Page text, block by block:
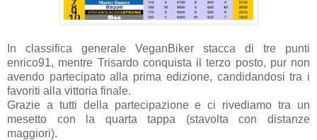
In classifica generale VeganBiker stacca di tre punti
enrico91, mentre Trisardo conquista il terzo posto, pur non
avendo partecipato alla prima edizione, candidandosi tra i
favoriti alla vittoria finale.
Grazie a tutti della partecipazione e ci rivediamo tra un
mesetto con la quarta tappa (stavolta con distanze
maggiori).